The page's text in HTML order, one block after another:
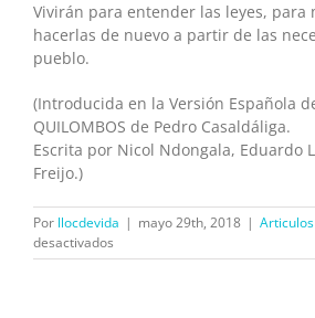
Vivirán para entender las leyes, para
hacerlas de nuevo a partir de las
pueblo.
(Introducida en la Versión Española
QUILOMBOS de Pedro Casaldáliga.
Escrita por Nicol Ndongala, Eduardo
Freijo.)
Por llocdevida | mayo 29th, 2018 | Articulos
desactivados
Carta